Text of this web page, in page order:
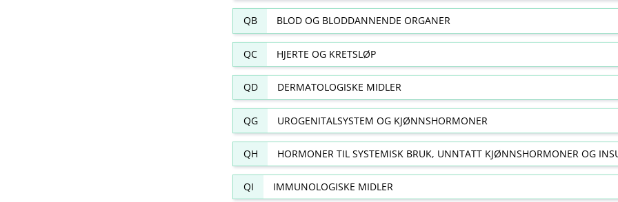
QB BLOD OG BLODDANNENDE ORGANER
QC HJERTE OG KRETSLØP
QD DERMATOLOGISKE MIDLER
QG UROGENITALSYSTEM OG KJØNNSHORMONER
QH HORMONER TIL SYSTEMISK BRUK, UNNTATT KJØNNSHORMONER OG
QI IMMUNOLOGISKE MIDLER